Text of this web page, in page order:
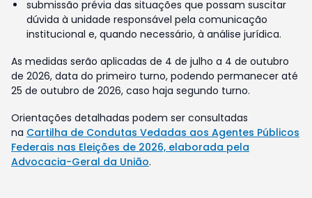
submissão prévia das situações que possam suscitar
dúvida à unidade responsável pela comunicação
institucional e, quando necessário, à análise jurídica.
As medidas serão aplicadas de 4 de julho a 4 de outubro
de 2026, data do primeiro turno, podendo permanecer até
25 de outubro de 2026, caso haja segundo turno.
Orientações detalhadas podem ser consultadas
na Cartilha de Condutas Vedadas aos Agentes Públicos
Federais nas Eleições de 2026, elaborada pela
Advocacia-Geral da União.